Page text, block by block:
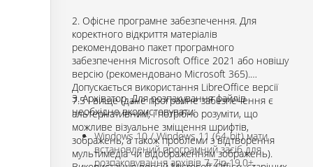
2. Офісне програмне забезпечення. Для
коректного відкриття матеріалів
рекомендовано пакет програмного
забезпечення Microsoft Office 2021 або новішу
версію (рекомендовано Microsoft 365).
Допускається використання LibreOffice версії
7.5 і вище (дане програмне забезпечення є
альтернативним, і потрібно розуміти, що
можливе візуальне зміщення шрифтів,
зображень, а також проблеми з відтворення
мультимедіа чи відображенням зображень).
3. Архіватор. Для розпакування файлів
необхідно вкористовувати:
Windows 10 / Windows 11 (64-bit) мати
встановлений програмний засіб для
розпаковування архівів 7-Zip 19.0+.